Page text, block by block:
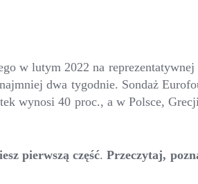
w lutym 2022 na
dwa tygodnie. Sondaż
wynosi 40 proc., a w Polsce,
pierwszą część.Przeczytaj,